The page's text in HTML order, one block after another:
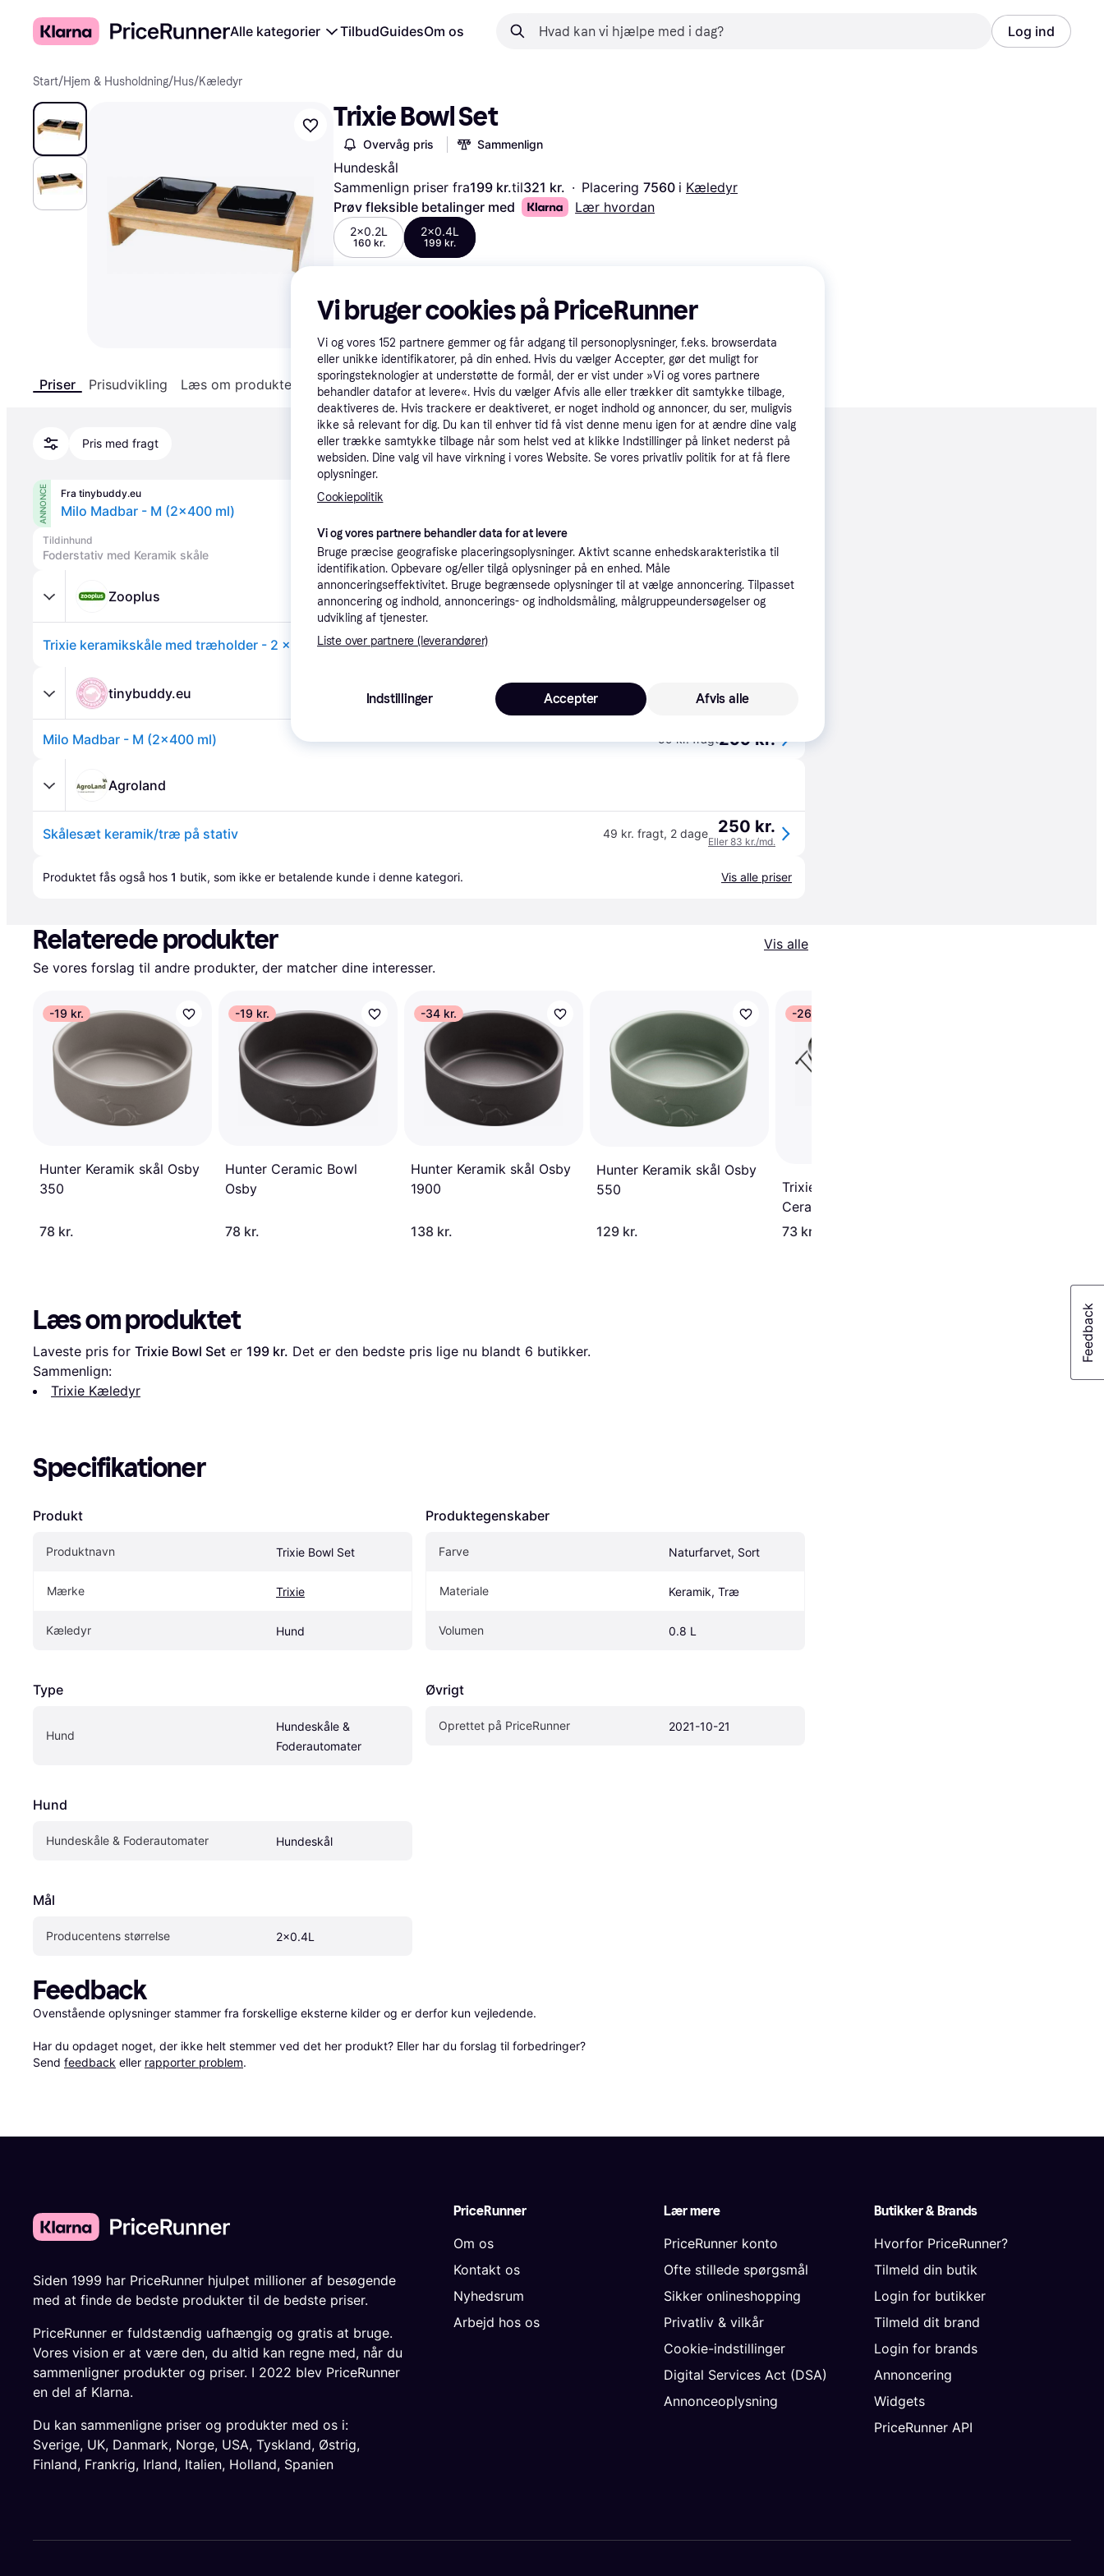
Alle kategorier TilbudGuidesOm os Log ind
Start/Hjem & Husholdning/Hus/Kæledyr
Trixie Bowl Set
Overvåg pris Sammenlign
Hundeskål
Sammenlign priser fra199 kr.til321 kr. · Placering 7560 i Kæledyr
Prøv fleksible betalinger med
Lær hvordan
2x0.2L
160 kr.
2x0.4L
199 kr.
Priser Prisudvikling Læs om produktet Specifikationer
Pris med fragt Promoveret
ANNONCE Fra tinybuddy.eu
Milo Madbar - M (2x400 ml)
Tildinhund
Foderstativ med Keramik skåle 39 kr. fragt199 kr.
Zooplus Købsgaranti
Trixie keramikskåle med træholder - 2 × 0,4 l, L 36 × B 19 × H 7 cm
tinybuddy.eu
Milo Madbar - M (2x400 ml) 59 kr. fragt299 kr.
Agroland
Skålesæt keramik/træ på stativ 49 kr. fragt, 2 dage 250 kr.
Eller 83 kr./md.
Produktet fås også hos 1 butik, som ikke er betalende kunde i denne kategori. Vis alle priser
Relaterede produkter
Vis alle
Se vores forslag til andre produkter, der matcher dine interesser.
-19 kr.
Hunter Keramik skål Osby
350
78 kr.
-19 kr.
Hunter Ceramic Bowl
Osby
78 kr.
-34 kr.
Hunter Keramik skål Osby
1900
138 kr.
Hunter Keramik skål Osby
550
129 kr.
-26 kr.
Trixie Bowl Set
Ceramic/Metal
73 kr.
Læs om produktet
Laveste pris for Trixie Bowl Set er 199 kr. Det er den bedste pris lige nu blandt 6 butikker.
Sammenlign:
Trixie Kæledyr
Specifikationer
Produkt
Produktnavn Trixie Bowl Set
Mærke Trixie
Kæledyr Hund
Type
Hund
Hundeskåle &
Foderautomater
Hund
Hundeskåle & Foderautomater Hundeskål
Mål
Producentens størrelse 2x0.4L
Produktegenskaber
Farve Naturfarvet, Sort
Materiale Keramik, Træ
Volumen 0.8 L
Øvrigt
Oprettet på PriceRunner 2021-10-21
Feedback
Ovenstående oplysninger stammer fra forskellige eksterne kilder og er derfor kun vejledende.
Har du opdaget noget, der ikke helt stemmer ved det her produkt? Eller har du forslag til forbedringer?
Send feedback eller rapporter problem.
PriceRunner
Om os
Kontakt os
Nyhedsrum
Arbejd hos os
Lær mere
PriceRunner konto
Ofte stillede spørgsmål
Sikker onlineshopping
Privatliv & vilkår
Cookie-indstillinger
Digital Services Act (DSA)
Annonceoplysning
Butikker & Brands
Hvorfor PriceRunner?
Tilmeld din butik
Login for butikker
Tilmeld dit brand
Login for brands
Annoncering
Widgets
PriceRunner API
Siden 1999 har PriceRunner hjulpet millioner af besøgende
med at finde de bedste produkter til de bedste priser.
PriceRunner er fuldstændig uafhængig og gratis at bruge.
Vores vision er at være den, du altid kan regne med, når du
sammenligner produkter og priser. I 2022 blev PriceRunner
en del af Klarna.
Du kan sammenligne priser og produkter med os i:
Sverige, UK, Danmark, Norge, USA, Tyskland, Østrig,
Finland, Frankrig, Irland, Italien, Holland, Spanien
Vi bruger cookies på PriceRunner
Vi og vores 152 partnere gemmer og får adgang til personoplysninger, f.eks. browserdata
eller unikke identifikatorer, på din enhed. Hvis du vælger Accepter, gør det muligt for
sporingsteknologier at understøtte de formål, der er vist under »Vi og vores partnere
behandler datafor at levere«. Hvis du vælger Afvis alle eller trækker dit samtykke tilbage,
deaktiveres de. Hvis trackere er deaktiveret, er noget indhold og annoncer, du ser, muligvis
ikke så relevant for dig. Du kan til enhver tid få vist denne menu igen for at ændre dine valg
eller trække samtykke tilbage når som helst ved at klikke Indstillinger på linket nederst på
websiden. Dine valg vil have virkning i vores Website. Se vores privatliv politik for at få flere
oplysninger.
Cookiepolitik
Vi og vores partnere behandler data for at levere
Bruge præcise geografiske placeringsoplysninger. Aktivt scanne enhedskarakteristika til
identifikation. Opbevare og/eller tilgå oplysninger på en enhed. Måle
annonceringseffektivitet. Bruge begrænsede oplysninger til at vælge annoncering. Tilpasset
annoncering og indhold, annoncerings- og indholdsmåling, målgruppeundersøgelser og
udvikling af tjenester.
Liste over partnere (leverandører)
Indstillinger Afvis alle
Accepter